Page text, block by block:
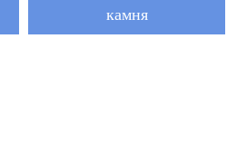
камня